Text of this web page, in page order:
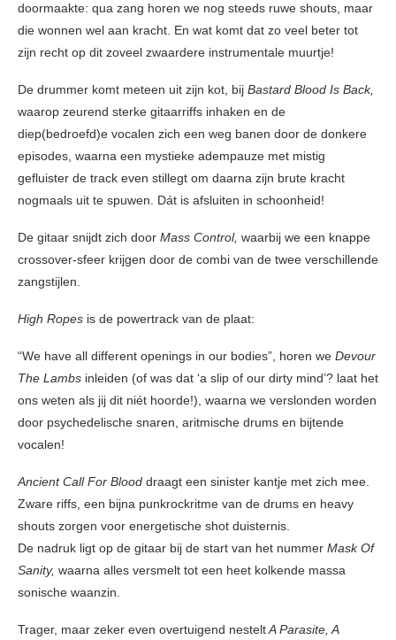
doormaakte: qua zang horen we nog steeds ruwe shouts, maar
die wonnen wel aan kracht. En wat komt dat zo veel beter tot
zijn recht op dit zoveel zwaardere instrumentale muurtje!
De drummer komt meteen uit zijn kot, bij Bastard Blood Is Back,
waarop zeurend sterke gitaarriffs inhaken en de
diep(bedroefd)e vocalen zich een weg banen door de donkere
episodes, waarna een mystieke adempauze met mistig
gefluister de track even stillegt om daarna zijn brute kracht
nogmaals uit te spuwen. Dát is afsluiten in schoonheid!
De gitaar snijdt zich door Mass Control, waarbij we een knappe
crossover-sfeer krijgen door de combi van de twee verschillende
zangstijlen.
High Ropes is de powertrack van de plaat:
“We have all different openings in our bodies”, horen we Devour
The Lambs inleiden (of was dat ‘a slip of our dirty mind’? laat het
ons weten als jij dit niét hoorde!), waarna we verslonden worden
door psychedelische snaren, aritmische drums en bijtende
vocalen!
Ancient Call For Blood draagt een sinister kantje met zich mee.
Zware riffs, een bijna punkrockritme van de drums en heavy
shouts zorgen voor energetische shot duisternis.
De nadruk ligt op de gitaar bij de start van het nummer Mask Of
Sanity, waarna alles versmelt tot een heet kolkende massa
sonische waanzin.
Trager, maar zeker even overtuigend nesteltA Parasite, A